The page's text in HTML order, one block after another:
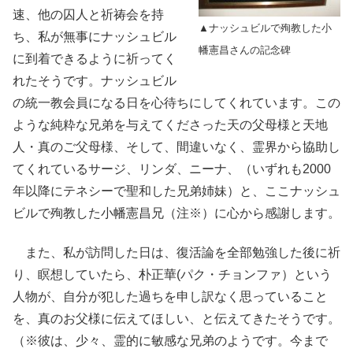
▲ナッシュビルで殉教した小
幡憲昌さんの記念碑
速、他の囚人と祈祷会を持
ち、私が無事にナッシュビル
に到着できるように祈ってく
れたそうです。ナッシュビル
の統一教会員になる日を心待ちにしてくれています。この
ような純粋な兄弟を与えてくださった天の父母様と天地
人・真のご父母様、そして、間違いなく、霊界から協助し
てくれているサージ、リンダ、ニーナ、（いずれも2000
年以降にテネシーで聖和した兄弟姉妹）と、ここナッシュ
ビルで殉教した小幡憲昌兄（注※）に心から感謝します。
また、私が訪問した日は、復活論を全部勉強した後に祈
り、瞑想していたら、朴正華(パク・チョンファ）という
人物が、自分が犯した過ちを申し訳なく思っていること
を、真のお父様に伝えてほしい、と伝えてきたそうです。
（※彼は、少々、霊的に敏感な兄弟のようです。今まで